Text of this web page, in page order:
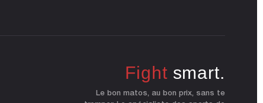
Fight smart.
Le bon matos, au bon prix, sans te